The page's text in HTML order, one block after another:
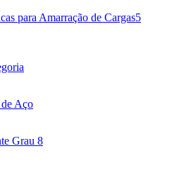
para Amarração de Cargas5
Aço
Grau 8